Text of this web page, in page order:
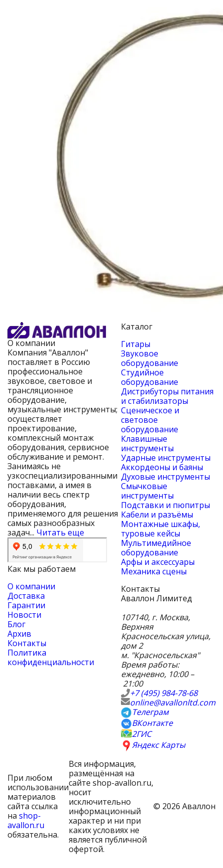
О компании
Компания "Аваллон"
поставляет в Россию
профессиональное
звуковое, световое и
трансляционное
оборудование,
музыкальные инструменты;
осуществляет
проектирование,
комплексный монтаж
оборудования, сервисное
обслуживание и ремонт.
Занимаясь не
узкоспециализированными
поставками, а имея в
наличии весь спектр
оборудования,
применяемого для решения
самых разнообразных
задач... Читать еще
Как мы работаем
О компании
Доставка
Гарантии
Новости
Блог
Архив
Контакты
Политика
конфиденциальности
Каталог
Гитары
Звуковое
оборудование
Студийное
оборудование
Дистрибуторы питания
и стабилизаторы
Сценическое и
световое
оборудование
Клавишные
инструменты
Ударные инструменты
Аккордеоны и баяны
Духовые инструменты
Смычковые
инструменты
Подставки и пюпитры
Кабели и разъёмы
Монтажные шкафы,
туровые кейсы
Мультимедийное
оборудование
Арфы и аксессуары
Механика сцены
Контакты
Аваллон Лимитед
107140, г. Москва,
Верхняя
Красносельская улица,
дом 2
м. "Красносельская"
Время работы:
ежедневно, 10:00 –
21:00
+7 (495) 984-78-68
online@avallonltd.com
Телеграм
ВКонтакте
2ГИС
Яндекс Карты
При любом
использовании
материалов
сайта ссылка
на shop-
avallon.ru
обязательна.
Вся информация,
размещённая на
сайте shop-avallon.ru,
носит
исключительно
информационный
характер и ни при
каких условиях не
является публичной
офертой.
© 2026 Аваллон